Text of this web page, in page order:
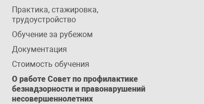
Практика, стажировка,
трудоустройство
Обучение за рубежом
Документация
Стоимость обучения
О работе Совет по профилактике
безнадзорности и правонарушений
несовершеннолетних